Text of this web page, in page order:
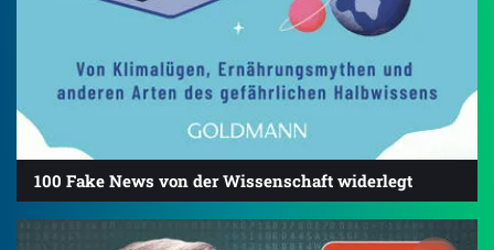
100 Fake News von der Wissenschaft widerlegt